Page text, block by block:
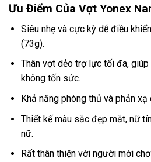
Ưu Điểm Của Vợt Yonex
Siêu nhẹ và cực kỳ dễ điều
(73g).
Thân vợt dẻo trợ lực tối đa, giúp
không tốn sức.
Khả năng phòng thủ và phản xạ
Thiết kế màu sắc đẹp mắt, nữ
nữ.
Rất thân thiện với người mới